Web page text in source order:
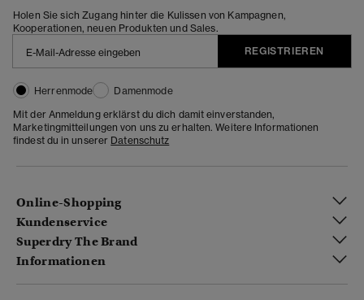
Holen Sie sich Zugang hinter die Kulissen von Kampagnen,
Kooperationen, neuen Produkten und Sales.
REGISTRIEREN
Herrenmode
Damenmode
Mit der Anmeldung erklärst du dich damit einverstanden,
Marketingmitteilungen von uns zu erhalten. Weitere Informationen
findest du in unserer Datenschutz
Online-Shopping
Kundenservice
Superdry The Brand
Informationen